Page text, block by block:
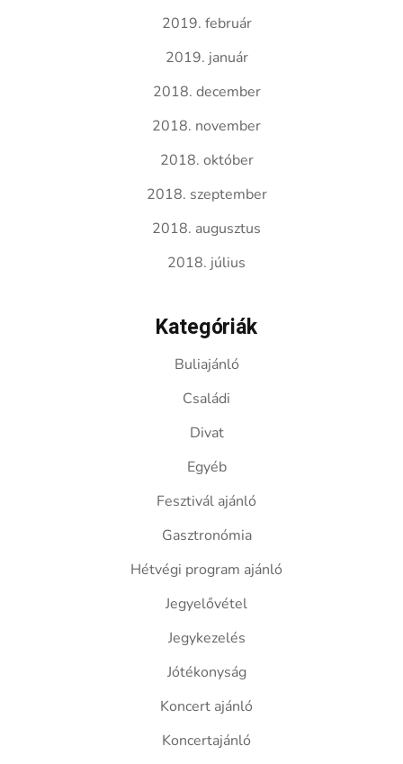
2019. február
2019. január
2018. december
2018. november
2018. október
2018. szeptember
2018. augusztus
2018. július
Kategóriák
Buliajánló
Családi
Divat
Egyéb
Fesztivál ajánló
Gasztronómia
Hétvégi program ajánló
Jegyelővétel
Jegykezelés
Jótékonyság
Koncert ajánló
Koncertajánló